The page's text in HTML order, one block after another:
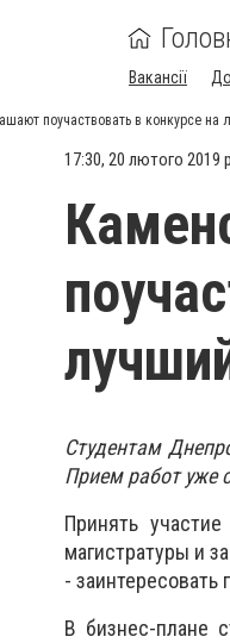
Вакансії
поучаствовать в конкурсе на
17:30, 20 лютого 2019 р.
Студентам
Прием работ уже
Принять
магистратуры и
- заинтересовать
В бизнес-плане